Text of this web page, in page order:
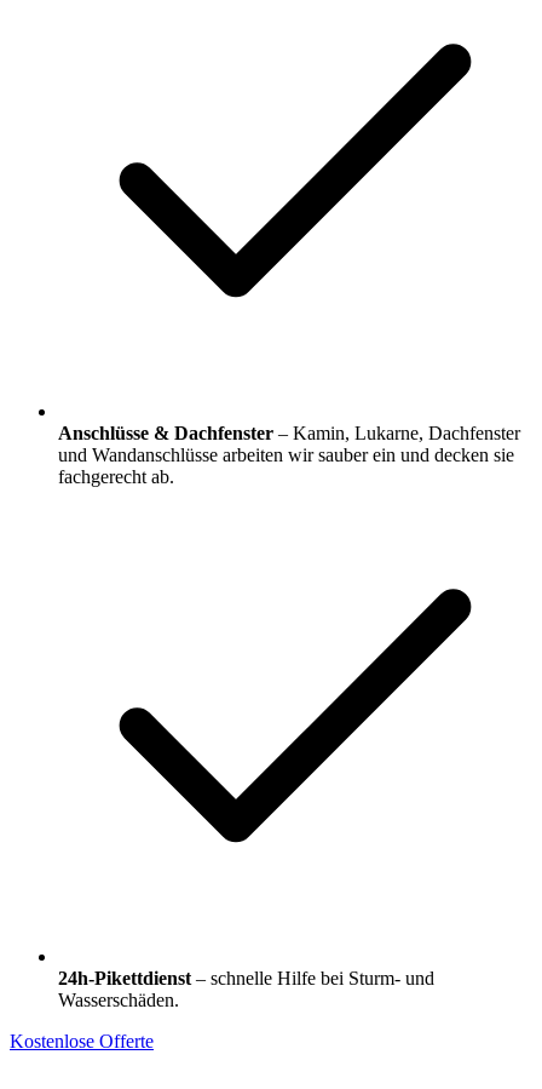
Anschlüsse & Dachfenster – Kamin, Lukarne, Dachfenster
und Wandanschlüsse arbeiten wir sauber ein und decken sie
fachgerecht ab.
24h-Pikettdienst – schnelle Hilfe bei Sturm- und
Wasserschäden.
Kostenlose Offerte